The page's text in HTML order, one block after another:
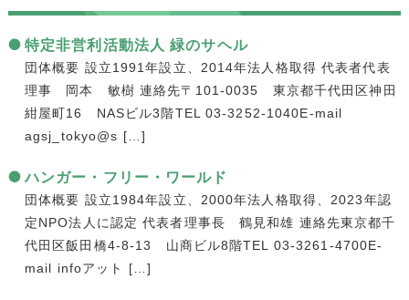
特定非営利活動法人 緑のサヘル
団体概要 設立1991年設立、2014年法人格取得 代表者代表
理事 岡本 敏樹 連絡先〒101-0035 東京都千代田区神田
紺屋町16 NASビル3階TEL 03-3252-1040E-mail
agsj_tokyo@s […]
ハンガー・フリー・ワールド
団体概要 設立1984年設立、2000年法人格取得、2023年認
定NPO法人に認定 代表者理事長 鶴見和雄 連絡先東京都千
代田区飯田橋4-8-13 山商ビル8階TEL 03-3261-4700E-
mail infoアット […]